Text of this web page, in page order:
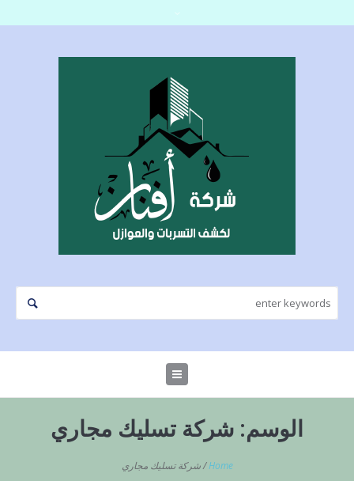
الوسم: شركة تسليك مجاري
Home
/شركة تسليك مجاري